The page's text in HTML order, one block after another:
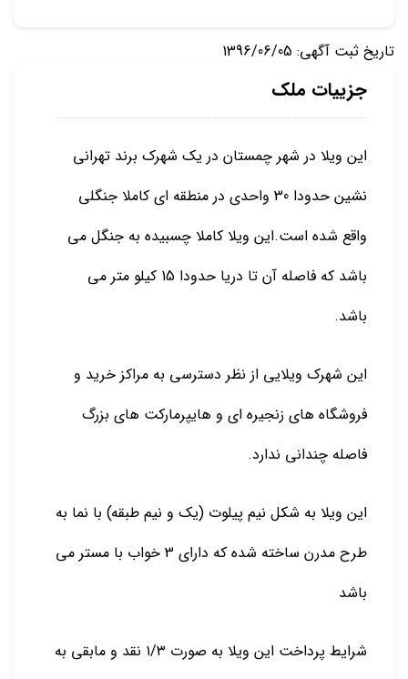
تاریخ ثبت آگهی: 1396/06/05
جزییات ملک
این ویلا در شهر چمستان در یک شهرک برند تهرانی
نشین حدودا 30 واحدی در منطقه ای کاملا جنگلی
واقع شده است.این ویلا کاملا چسبیده به جنگل می
باشد که فاصله آن تا دریا حدودا 15 کیلو متر می
باشد.
این شهرک ویلایی از نظر دسترسی به مراکز خرید و
فروشگاه های زنجیره ای و هایپرمارکت های بزرگ
فاصله چندانی ندارد.
این ویلا به شکل نیم پیلوت (یک و نیم طبقه) با نما به
طرح مدرن ساخته شده که دارای 3 خواب با مستر می
باشد
شرایط پرداخت این ویلا به صورت ۱/۳ نقد و مابقی به